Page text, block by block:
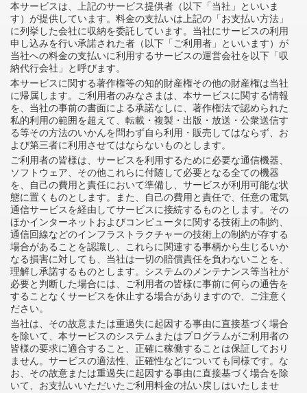
本サービスは、上記のサービス提供者（以下「当社」といいま
す）が提供しています。料金の支払いは上記の「お支払い方法」
に列挙した会社に収納を委託しています。当社にサービスの利用
申し込みを行い承諾された者（以下「ご利用者」といいます）が
当社への料金の支払いに利用するサービスの運営会社を以下「収
納代行会社」と呼びます。
本サービスに関する著作権等の知的財産権その他の財産権は当社
に帰属します。ご利用者のみなさまは、本サービスに関する情報
を、当社の事前の書面による承諾なしに、著作権法で認められた
私的利用の範囲を超えて、転載・複製・出版・放送・公衆送信す
る等その方法のいかんを問わず自ら利用・販売してはならず、お
よび第三者に利用させてはならないものとします。
ご利用者の皆様は、サービスを利用するために必要な通信機器、
ソフトウェア、その他これらに付随して必要となる全ての機器
を、自己の費用と責任において準備し、サービスが利用可能な状
態に置くものとします。また、自己の費用と責任で、任意の電気
通信サービスを経由してサービスに接続するものとします。その
ほかインターネットおよびコンピュータに関する技術上の制約、
通信回線などのインフラストラクチャーの技術上の制約が存する
場合があることを認識し、これらに関連する事柄から生じるいか
なる損害に対しても、当社は一切の賠償責任を負わないことを、
理解し承諾するものとします。システムのメンテナンス等当社が
必要と判断した場合には、ご利用者の皆様に事前に何らの通告を
することなくサービスを休止する場合がありますので、ご注意く
ださい。
当社は、その故意または重過失に起因する事由に直接基づく場合
を除いて、本サービスのシステムまたはプログラムがご利用者の
皆様の要求に適合すること、正確に稼働することは保証しており
ません。サービスの適法性、正確性などについても同様です。な
お、その故意または重過失に起因する事由に直接基づく場合を除
いて、お支払いいただいたご利用料金の払い戻しはいたしませ